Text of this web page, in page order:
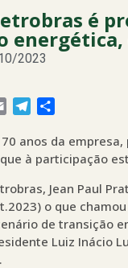
é
energética,
2023
Email Telegram
anos da
à participação
Jean Paul
o que
de transição
Luiz Inácio